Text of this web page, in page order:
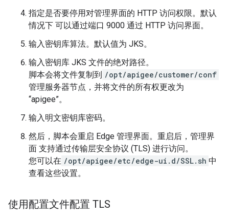
指定是否要停用对管理界面的 HTTP 访问权限。默认
情况下 可以通过端口 9000 通过 HTTP 访问界面。
输入密钥库算法。默认值为 JKS。
输入密钥库 JKS 文件的绝对路径。
脚本会将文件复制到 /opt/apigee/customer/conf
管理服务器节点，并将文件的所有权更改为
“apigee”。
输入明文密钥库密码。
然后，脚本会重启 Edge 管理界面。重启后，管理界
面 支持通过传输层安全协议 (TLS) 进行访问。
您可以在 /opt/apigee/etc/edge-ui.d/SSL.sh 中
查看这些设置。
使用配置文件配置 TLS